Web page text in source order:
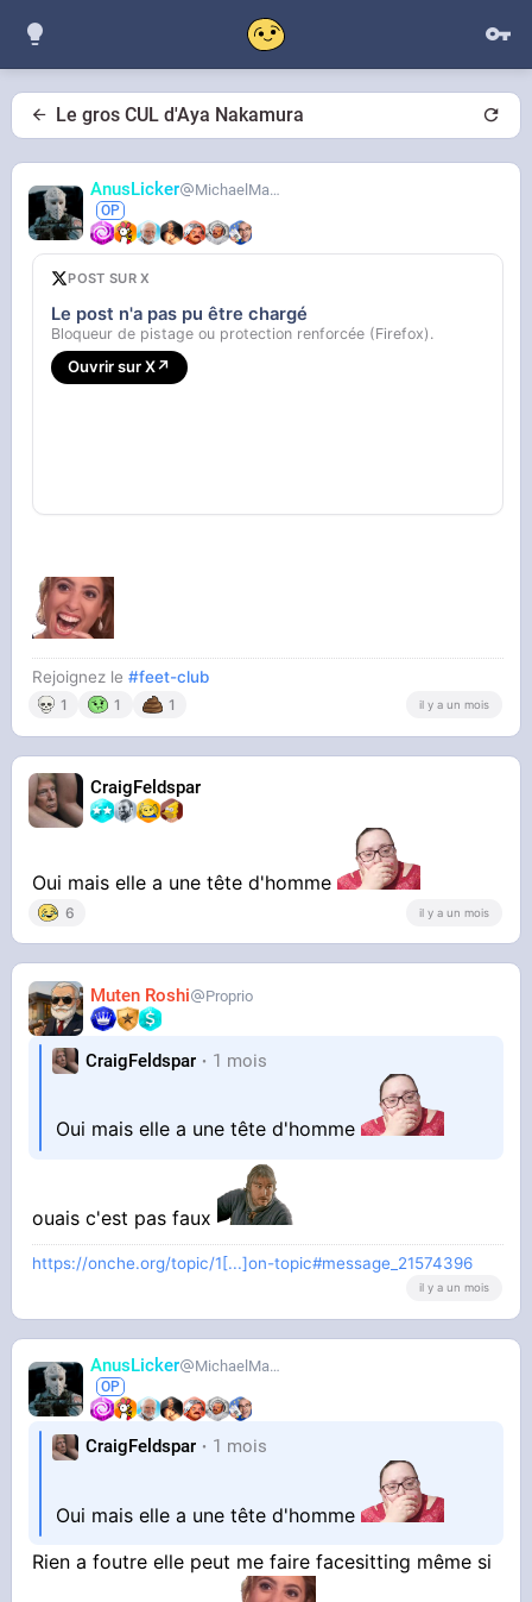
Le gros CUL d'Aya Nakamura
AnusLicker MichaelMann
POST SUR X
Le post n'a pas pu être chargé
Bloqueur de pistage ou protection renforcée (Firefox).
Ouvrir sur X↗
Rejoignez le#feet-club
1 1 1 il y a un mois
CraigFeldspar
Oui mais elle a une tête d'homme
6 il y a un mois
Muten Roshi Proprio
CraigFeldspar 1 mois
Oui mais elle a une tête d'homme
ouais c'est pas faux
https://onche.org/topic/1[...]on-topic#message_21574396
il y a un mois
AnusLicker MichaelMann
CraigFeldspar 1 mois
Oui mais elle a une tête d'homme
Rien a foutre elle peut me faire facesitting même si